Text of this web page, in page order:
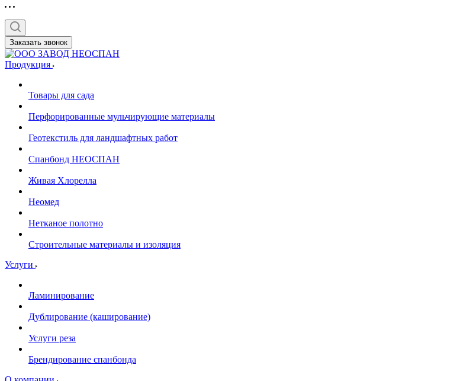
Заказать звонок
Продукция
Товары для сада
Перфорированные мульчирующие материалы
Геотекстиль для ландшафтных работ
Спанбонд НЕОСПАН
Живая Хлорелла
Нeомед
Нетканое полотно
Строительные материалы и изоляция
Услуги
Ламинирование
Дублирование (каширование)
Услуги реза
Брендирование спанбонда